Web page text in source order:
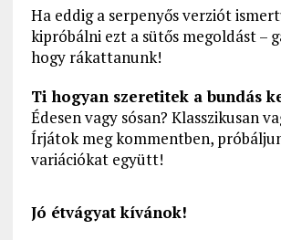
Ha eddig a serpenyős verziót
kipróbálni ezt a sütős megoldást –
hogy rákattanunk!
Ti hogyan szeretitek a bundás
Édesen vagy sósan? Klasszikusan
Írjátok meg kommentben,
variációkat együtt!
Jó étvágyat kívánok!